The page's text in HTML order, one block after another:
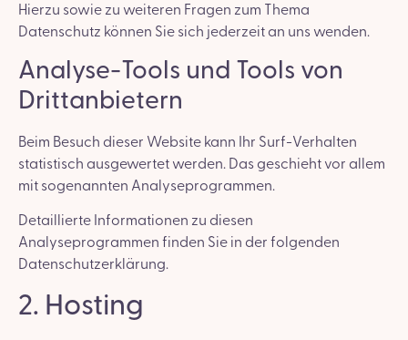
Hierzu sowie zu weiteren Fragen zum Thema
Datenschutz können Sie sich jederzeit an uns wenden.
Analyse-Tools und Tools von
Dritt­anbietern
Beim Besuch dieser Website kann Ihr Surf-Verhalten
statistisch ausgewertet werden. Das geschieht vor allem
mit sogenannten Analyseprogrammen.
Detaillierte Informationen zu diesen
Analyseprogrammen finden Sie in der folgenden
Datenschutzerklärung.
2. Hosting